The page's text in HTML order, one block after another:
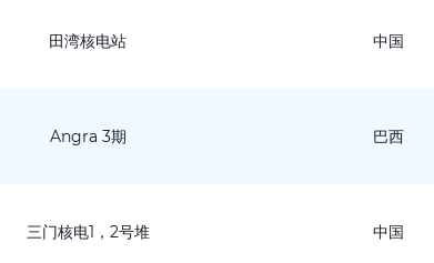
田湾核电站 中国
Angra 3期 巴西
三门核电1，2号堆 中国